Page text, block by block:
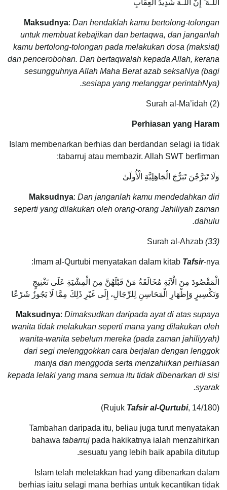
اللَّـهَ ۖ إِنَّ اللَّـهَ شَدِيدُ الْعِقَابِ
Maksudnya: Dan hendaklah kamu bertolong-tolongan
untuk membuat kebajikan dan bertaqwa, dan janganlah
kamu bertolong-tolongan pada melakukan dosa (maksiat)
dan pencerobohan. Dan bertaqwalah kepada Allah, kerana
sesungguhnya Allah Maha Berat azab seksaNya (bagi
sesiapa yang melanggar perintahNya).
Surah al-Ma’idah (2)
Perhiasan yang Haram
Islam membenarkan berhias dan berdandan selagi ia tidak
tabarruj atau membazir. Allah SWT berfirman:
وَلَا تَبَرَّجْنَ تَبَرُّجَ الْجَاهِلِيَّةِ الْأُولَىٰ
Maksudnya: Dan janganlah kamu mendedahkan diri
seperti yang dilakukan oleh orang-orang Jahiliyah zaman
dahulu.
Surah al-Ahzab (33)
Imam al-Qurtubi menyatakan dalam kitab Tafsir-nya:
الْمَقْصُودَ مِنَ الْآيَةِ مُخَالَفَةُ مَنْ قَبْلَهُنَّ مِنَ الْمِشْيَةِ عَلَى تَغْنِيجٍ
وَتَكْسِيرٍ وَإِظْهَارِ الْمَحَاسِنِ لِلرِّجَالِ، إِلَى غَيْرِ ذَلِكَ مِمَّا لَا يَجُوزُ شَرْعًا
Maksudnya: Dimaksudkan daripada ayat di atas supaya
wanita tidak melakukan seperti mana yang dilakukan oleh
wanita-wanita sebelum mereka (pada zaman jahiliyyah)
dari segi melenggokkan cara berjalan dengan lenggok
manja dan menggoda serta menzahirkan perhiasan
kepada lelaki yang mana semua itu tidak dibenarkan di sisi
syarak.
(Rujuk
Tafsir al-Qurtubi, 14/180)
Tambahan daripada itu, beliau juga turut menyatakan
bahawa tabarruj pada hakikatnya ialah menzahirkan
sesuatu yang lebih baik apabila ditutup.
Islam telah meletakkan had yang dibenarkan dalam
berhias iaitu selagi mana berhias untuk kecantikan tidak